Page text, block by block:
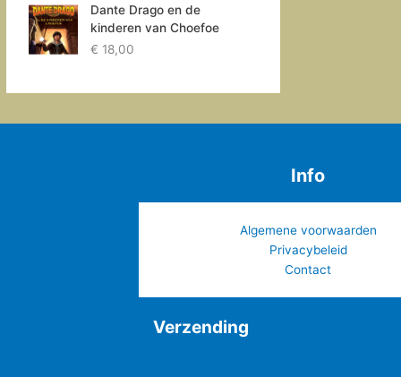
Dante Drago en de
kinderen van Choefoe
€ 18,00
Info
Algemene voorwaarden
Privacybeleid
Contact
Verzending